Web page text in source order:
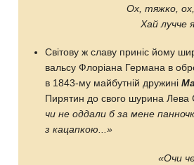
Ох, тяжко,
Хай лучче
Світову ж славу приніс йому
вальсу Флоріана Германа в
в 1843-му майбутній дружині
Пирятин до свого шурина Лева
чи не оддали б за мене
з кацапкою...»
«Очи